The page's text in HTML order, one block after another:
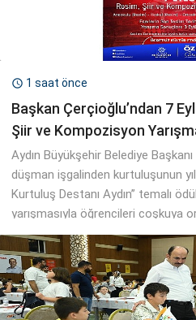
 1 saat önce
Başkan Çerçioğlu’ndan 7
Şiir ve Kompozisyon
Aydın Büyükşehir Belediye Başkanı
düşman işgalinden kurtuluşunun
Kurtuluş Destanı Aydın” temalı
yarışmasıyla öğrencileri coşkuya